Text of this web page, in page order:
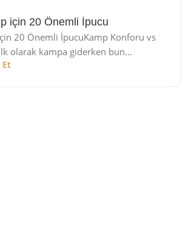
için 20 Önemli İpucu
20 Önemli İpucuKamp Konforu vs
olarak kampa giderken bun...
Et